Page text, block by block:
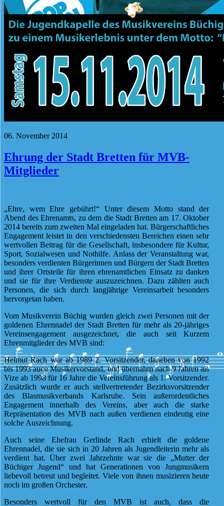
06. November 2014
Ehrung der Stadt Bretten für MVB-
Mitglieder
„Ehre, wem Ehre gebührt!“ Unter diesem Motto stand der
Abend des Ehrenamts, zu dem die Stadt Bretten am 17. Oktober
2014 bereits zum zweiten Mal eingeladen hat. Bürgerschaftliches
Engagement leistet in den verschiedensten Bereichen einen sehr
wertvollen Beitrag für die Gesellschaft, insbesondere für Kultur,
Sport, Sozialwesen und Nothilfe. Anlass der Veranstaltung war,
besonders verdienten Bürgerinnen und Bürgern der Stadt Bretten
und ihrer Ortsteile für ihren ehrenamtlichen Einsatz zu danken
und sie für ihre Verdienste auszuzeichnen. Dazu zählten auch
Personen, die sich durch langjährige Vereinsarbeit besonders
hervorgetan haben.
Vom Musikverein Büchig wurden gleich zwei Personen mit der
goldenen Ehrennadel der Stadt Bretten für mehr als 20-jähriges
Vereinsengagement ausgezeichnet, die auch seit Kurzem
Ehrenmitglieder des MVB sind:
Helmut Rach war ab 1989 2. Vorsitzender, daneben von 1992
bis 1993 auch Musikervorstand, und übernahm nach 9 Jahren als
Vize ab 1998 für 16 Jahre die Vereinsführung als 1. Vorsitzender.
Zusätzlich wurde er auch stellvertretender Bezirksvorsitzender
des Blasmusikverbands Karlsruhe. Sein außerordentliches
Engagement innerhalb des Vereins, aber auch die starke
Repräsentation des MVB nach außen verdienen eindeutig eine
solche Auszeichnung.
Auch seine Ehefrau Gerlinde Rach erhielt die goldene
Ehrennadel, die sie sich in 20 Jahren als Jugendleiterin mehr als
verdient hat. Über zwei Jahrzehnte war sie die „Mutter der
Büchiger Jugend“ und hat Generationen von Jungmusikern
liebevoll betreut und begleitet. Viele von ihnen musizieren heute
noch im großen Orchester.
Besonders wertvoll für den MVB ist auch, dass die